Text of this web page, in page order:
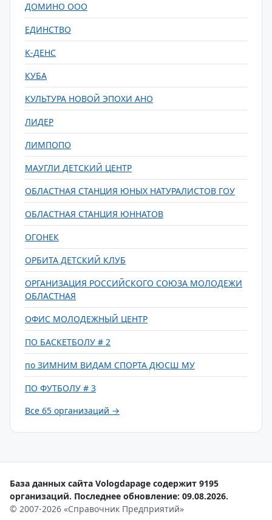
ДОМИНО ООО
ЕДИНСТВО
К-ДЕНС
КУБА
КУЛЬТУРА НОВОЙ ЭПОХИ АНО
ЛИДЕР
ЛИМПОПО
МАУГЛИ ДЕТСКИЙ ЦЕНТР
ОБЛАСТНАЯ СТАНЦИЯ ЮНЫХ НАТУРАЛИСТОВ ГОУ
ОБЛАСТНАЯ СТАНЦИЯ ЮННАТОВ
ОГОНЕК
ОРБИТА ДЕТСКИЙ КЛУБ
ОРГАНИЗАЦИЯ РОССИЙСКОГО СОЮЗА МОЛОДЕЖИ
ОБЛАСТНАЯ
ОФИС МОЛОДЕЖНЫЙ ЦЕНТР
ПО БАСКЕТБОЛУ # 2
по ЗИМНИМ ВИДАМ СПОРТА ДЮСШ МУ
ПО ФУТБОЛУ # 3
Все 65 организаций →
База данных сайта Vologdapage содержит 9195
организаций. Последнее обновление: 09.08.2026.
© 2007-2026 «Справочник Предприятий»